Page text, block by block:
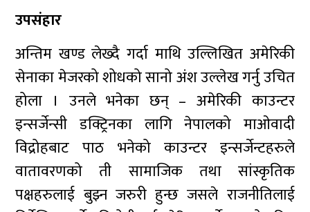
उपसंहार
अन्तिम खण्ड लेख्दै गर्दा माथि उल्लिखित अमेरिकी
सेनाका मेजरको शोधको सानो अंश उल्लेख गर्नु उचित
होला । उनले भनेका छन् – अमेरिकी काउन्टर
इन्सर्जेन्सी डक्ट्रिनका लागि नेपालको माओवादी
विद्रोहबाट पाठ भनेको काउन्टर इन्सर्जेन्टहरुले
वातावरणको ती सामाजिक तथा सांस्कृतिक
पक्षहरुलाई बुझ्न जरुरी हुन्छ जसले राजनीतिलाई